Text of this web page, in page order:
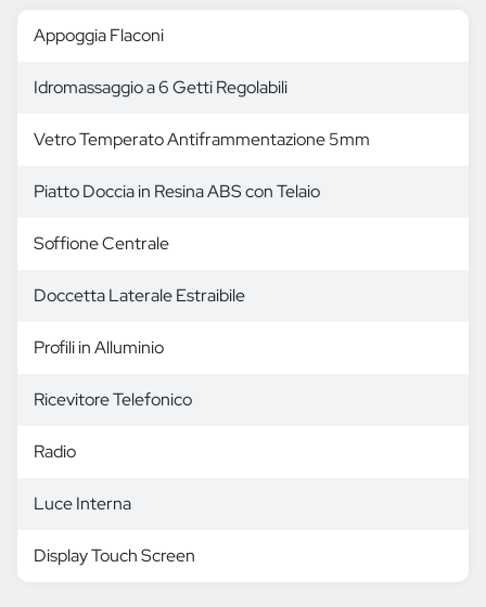
Appoggia Flaconi
Idromassaggio a 6 Getti Regolabili
Vetro Temperato Antiframmentazione 5mm
Piatto Doccia in Resina ABS con Telaio
Soffione Centrale
Doccetta Laterale Estraibile
Profili in Alluminio
Ricevitore Telefonico
Radio
Luce Interna
Display Touch Screen